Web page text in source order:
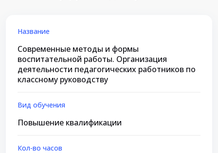
Название
Современные методы и формы
воспитательной работы. Организация
деятельности педагогических работников по
классному руководству
Вид обучения
Повышение квалификации
Кол-во часов